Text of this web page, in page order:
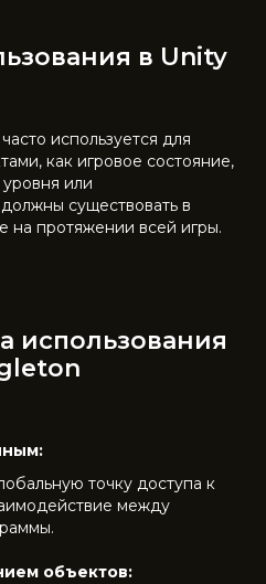
в Unity
используется для
как игровое состояние,
или
существовать в
на протяжении всей игры.
использования
точку доступа к
между
объектов: